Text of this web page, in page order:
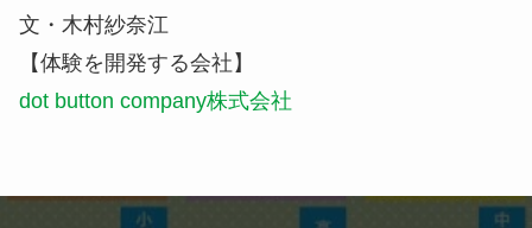
談の様子
「YATSUGATAKE DRIVEN」のプロジェクトをき
っかけに東京と八ヶ岳の二拠点をベースに活動を続
むことを忘れないという気持ち。